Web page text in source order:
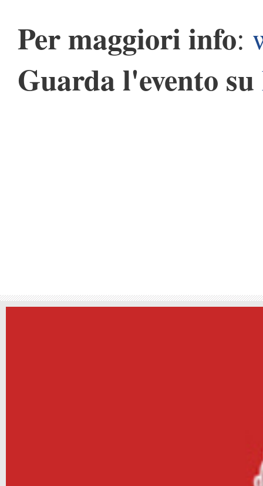
Per maggiori info:
Guarda l'evento su